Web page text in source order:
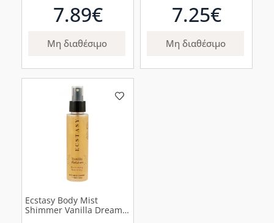
7.89€
Μη διαθέσιμο
7.25€
Μη διαθέσιμο
Ecstasy Body Mist
Shimmer Vanilla Dream,